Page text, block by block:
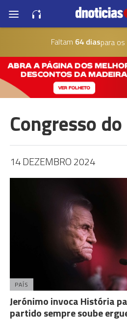
Faltam 64 diaspara os
Congresso do
14 DEZEMBRO 2024
PAÍS
Jerónimo invoca História
partido sempre soube